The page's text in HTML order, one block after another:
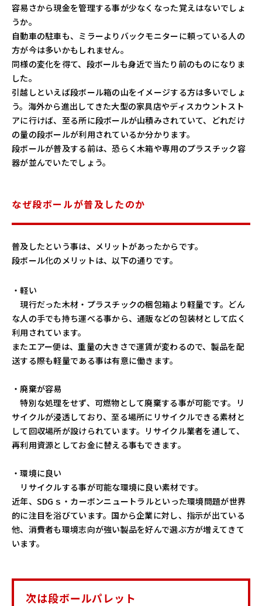
容易さから現金を管理する事が少なくなった覚えはないでしょ
うか。
自動車の駐車も、ミラーよりバックモニターに頼っている人の
方が今は多いかもしれません。
同様の変化を得て、段ボールも身近で当たり前のものになりま
した。
引越しといえば段ボール箱の山をイメージする方は多いでしょ
う。海外から進出してきた大型の家具店やディスカウントスト
アに行けば、至る所に段ボールが山積みされていて、どれだけ
の量の段ボールが利用されているか分かります。
段ボールが普及する前は、恐らく木箱や専用のプラスチック容
器が並んでいたでしょう。
なぜ段ボールが普及したのか
普及したという事は、メリットがあったからです。
段ボール化のメリットは、以下の通りです。
・軽い
現行だった木材・プラスチックの梱包箱より軽量です。どん
な人の手でも持ち運べる事から、通販などの包装材として広く
利用されています。
またエアー便は、重量の大きさで運賃が変わるので、製品を配
送する際も軽量である事は有意に働きます。
・廃棄が容易
特別な処理をせず、可燃物として廃棄する事が可能です。リ
サイクルが浸透しており、至る場所にリサイクルできる素材と
して回収場所が設けられています。リサイクル業者を通して、
再利用資源としてお金に替える事もできます。
・環境に良い
リサイクルする事が可能な環境に良い素材です。
近年、SDGｓ・カーボンニュートラルといった環境問題が世界
的に注目を浴びています。国から企業に対し、指示が出ている
他、消費者も環境志向が強い製品を好んで選ぶ方が増えてきて
います。
次は段ボールパレット